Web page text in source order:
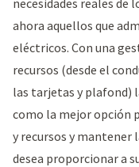
ahora aquellos que
eléctricos. Con una
recursos (desde el
las tarjetas y plafond)
como la mejor opción
y recursos y mantener
desea proporcionar a